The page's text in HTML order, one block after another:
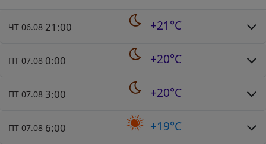
ЧТ 06.08 21:00 +21°C
ПТ 07.08 0:00 +20°C
ПТ 07.08 3:00 +20°C
ПТ 07.08 6:00 +19°C